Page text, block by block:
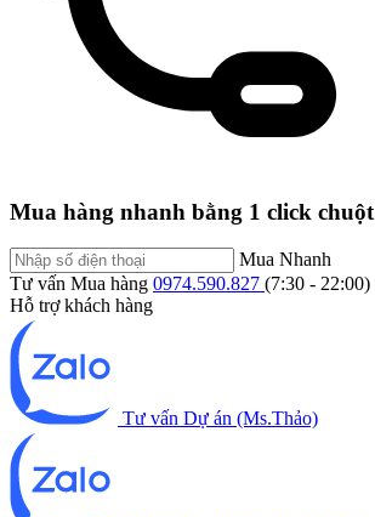
Mua hàng nhanh bằng 1 click chuột
Mua Nhanh
Tư vấn Mua hàng 0974.590.827 (7:30 - 22:00)
Hỗ trợ khách hàng
Tư vấn Dự án (Ms.Thảo)